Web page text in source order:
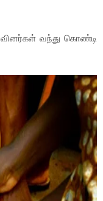
வந்து கொண்டி